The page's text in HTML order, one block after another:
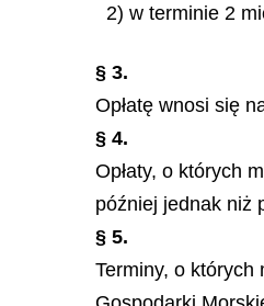
2) w terminie 2
§ 3.
Opłatę wnosi się
§ 4.
Opłaty, o których
później jednak niż
§ 5.
Terminy, o